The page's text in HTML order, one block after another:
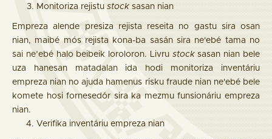
Monitoriza rejistu stock sasan nian
Empreza alende presiza rejista reseita no gastu sira osan
nian, maibé mós rejista kona-ba sasán sira ne'ebé tama no
sai ne’ebé halo beibeik loroloron. Livru stocksasan nian bele
uza hanesan matadalan ida hodi monitoriza inventáriu
empreza nian no ajuda hamenus risku fraude nian ne'ebé bele
komete hosi fornesedór sira ka mezmu funsionáriu empreza
nian.
Verifika inventáriu empreza nian